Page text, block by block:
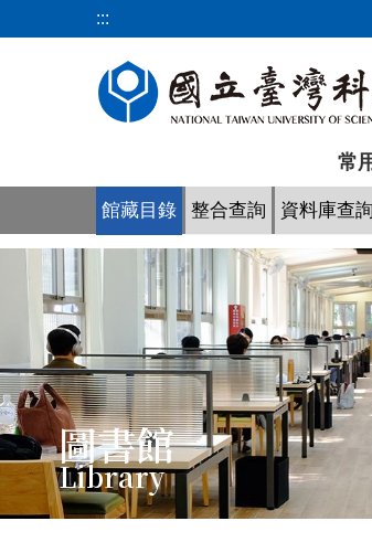
到
:::
常
圖書館
Library
館藏目錄 整合查詢 資料庫查詢